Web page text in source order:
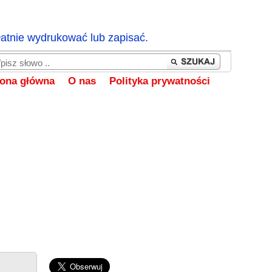
wydrukować lub zapisać.
główna O nas Polityka prywatności